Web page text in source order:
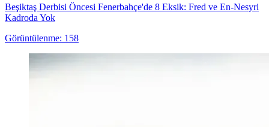
Beşiktaş Derbisi Öncesi Fenerbahçe'de 8 Eksik: Fred ve En-Nesyri
Kadroda Yok
Görüntülenme: 158